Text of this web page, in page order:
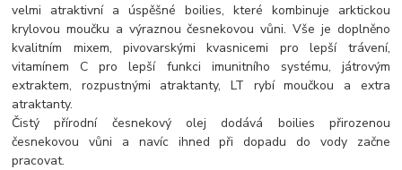
velmi atraktivní a úspěšné boilies, které kombinuje arktickou
krylovou moučku a výraznou česnekovou vůni. Vše je doplněno
kvalitním mixem, pivovarskými kvasnicemi pro lepší trávení,
vitamínem C pro lepší funkci imunitního systému, játrovým
extraktem, rozpustnými atraktanty, LT rybí moučkou a extra
atraktanty.
Čistý přírodní česnekový olej dodává boilies přirozenou
česnekovou vůni a navíc ihned při dopadu do vody začne
pracovat.